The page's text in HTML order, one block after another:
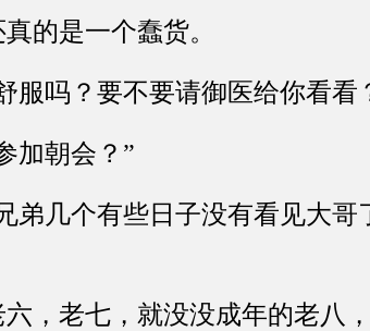
的是一个蠢货。
吗？要不要请御医给你看看
朝会？”
几个有些日子没有看见大哥
老七，就没没成年的老八